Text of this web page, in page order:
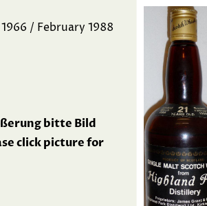
/ February 1988
bitte Bild
click picture for